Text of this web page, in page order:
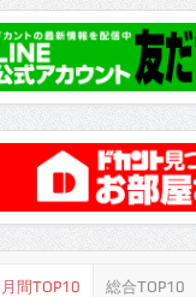
月間TOP10 総合TOP10